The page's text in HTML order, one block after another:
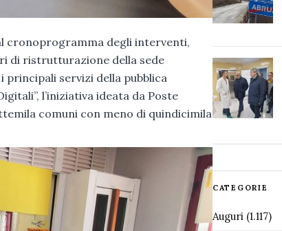
cronoprogramma degli interventi,
di ristrutturazione della sede
servizi della pubblica
l’iniziativa ideata da Poste
comuni con meno di quindicimila
CATEGORIE
Auguri(1.117)